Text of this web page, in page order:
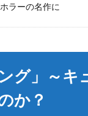
ラーの名作に
グ」～キ
か ？